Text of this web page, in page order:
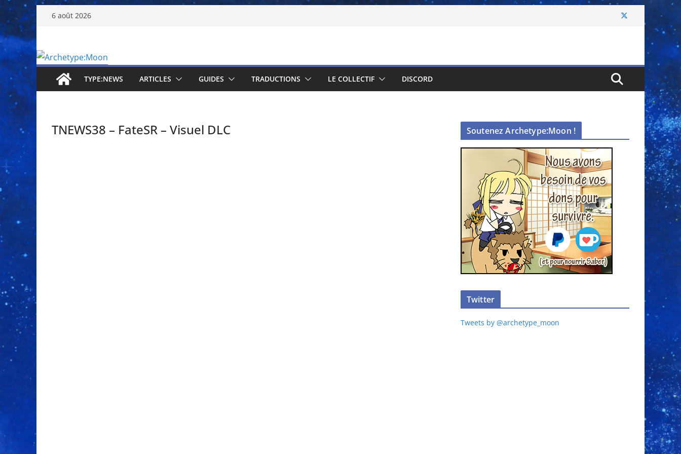
Passer
contenu
6 août 2026
TYPE:NEWS ARTICLES GUIDES TRADUCTIONS LE COLLECTIF DISCORD
TNEWS38 – FateSR – Visuel DLC Soutenez Archetype:Moon !
Twitter
Tweets by @archetype_moon